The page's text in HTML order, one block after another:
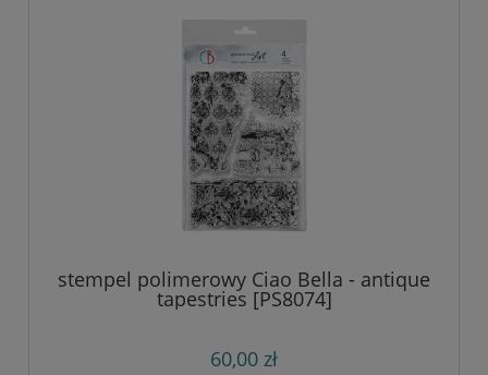
stempel polimerowy Ciao Bella - antique
tapestries [PS8074]
60,00 zł